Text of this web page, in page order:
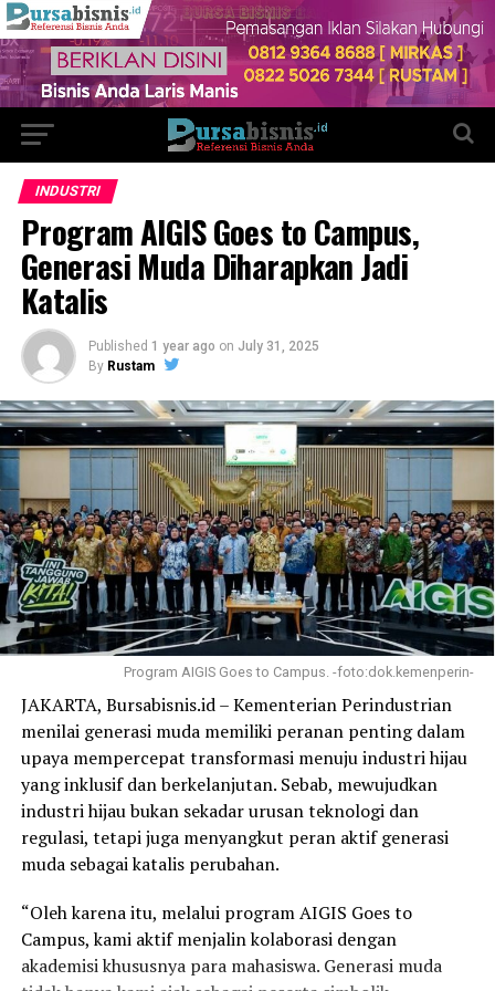
INDUSTRI
Program AIGIS Goes to Campus,
Generasi Muda Diharapkan Jadi
Katalis
Published 1 year ago on July 31, 2025
By Rustam
Program AIGIS Goes to Campus. -foto:dok.kemenperin-
JAKARTA, Bursabisnis.id – Kementerian Perindustrian
menilai generasi muda memiliki peranan penting dalam
upaya mempercepat transformasi menuju industri hijau
yang inklusif dan berkelanjutan. Sebab, mewujudkan
industri hijau bukan sekadar urusan teknologi dan
regulasi, tetapi juga menyangkut peran aktif generasi
muda sebagai katalis perubahan.
“Oleh karena itu, melalui program AIGIS Goes to
Campus, kami aktif menjalin kolaborasi dengan
akademisi khususnya para mahasiswa. Generasi muda